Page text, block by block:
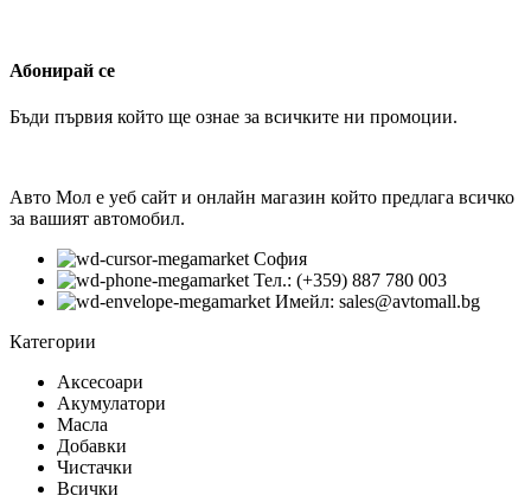
Абонирай се
Бъди първия който ще ознае за всичките ни промоции.
Авто Мол е уеб сайт и онлайн магазин който предлага всичко
за вашият автомобил.
София
Тел.: (+359) 887 780 003
Имейл: sales@avtomall.bg
Категории
Аксесоари
Акумулатори
Масла
Добавки
Чистачки
Всички